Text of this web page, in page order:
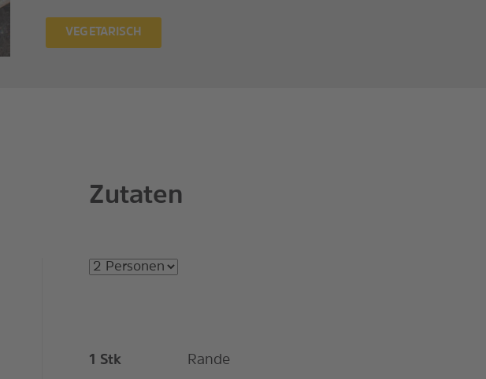
VEGETARISCH
Zutaten
1 Stk
Rande